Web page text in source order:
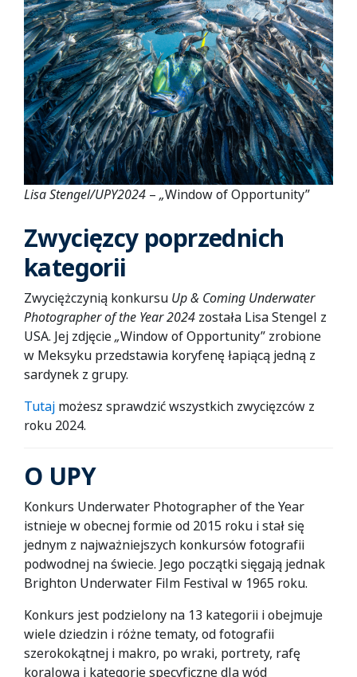
Lisa Stengel/UPY2024 – „Window of Opportunity”
Zwycięzcy poprzednich
kategorii
Zwyciężczynią konkursu Up & Coming Underwater
Photographer of the Year2024 została Lisa Stengel z
USA. Jej zdjęcie„Window of Opportunity” zrobione
w Meksyku przedstawia koryfenę łapiącą jedną z
sardynek z grupy.
Tutaj możesz sprawdzić wszystkich zwycięzców z
roku 2024.
O UPY
Konkurs Underwater Photographer of the Year
istnieje w obecnej formie od 2015 roku i stał się
jednym z najważniejszych konkursów fotografii
podwodnej na świecie. Jego początki sięgają jednak
Brighton Underwater Film Festival w 1965 roku.
Konkurs jest podzielony na 13 kategorii i obejmuje
wiele dziedzin i różne tematy, od fotografii
szerokokątnej i makro, po wraki, portrety, rafę
koralową i kategorie specyficzne dla wód